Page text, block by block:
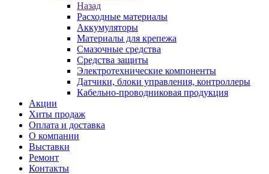
Назад
Расходные материалы
Аккумуляторы
Материалы для крепежа
Смазочные средства
Средства защиты
Электротехнические компоненты
Датчики, блоки управления, контроллеры
Кабельно-проводниковая продукция
Акции
Хиты продаж
Оплата и доставка
О компании
Выставки
Ремонт
Контакты